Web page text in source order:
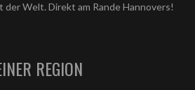
Welt. Direkt am Rande Hannovers!
REGION